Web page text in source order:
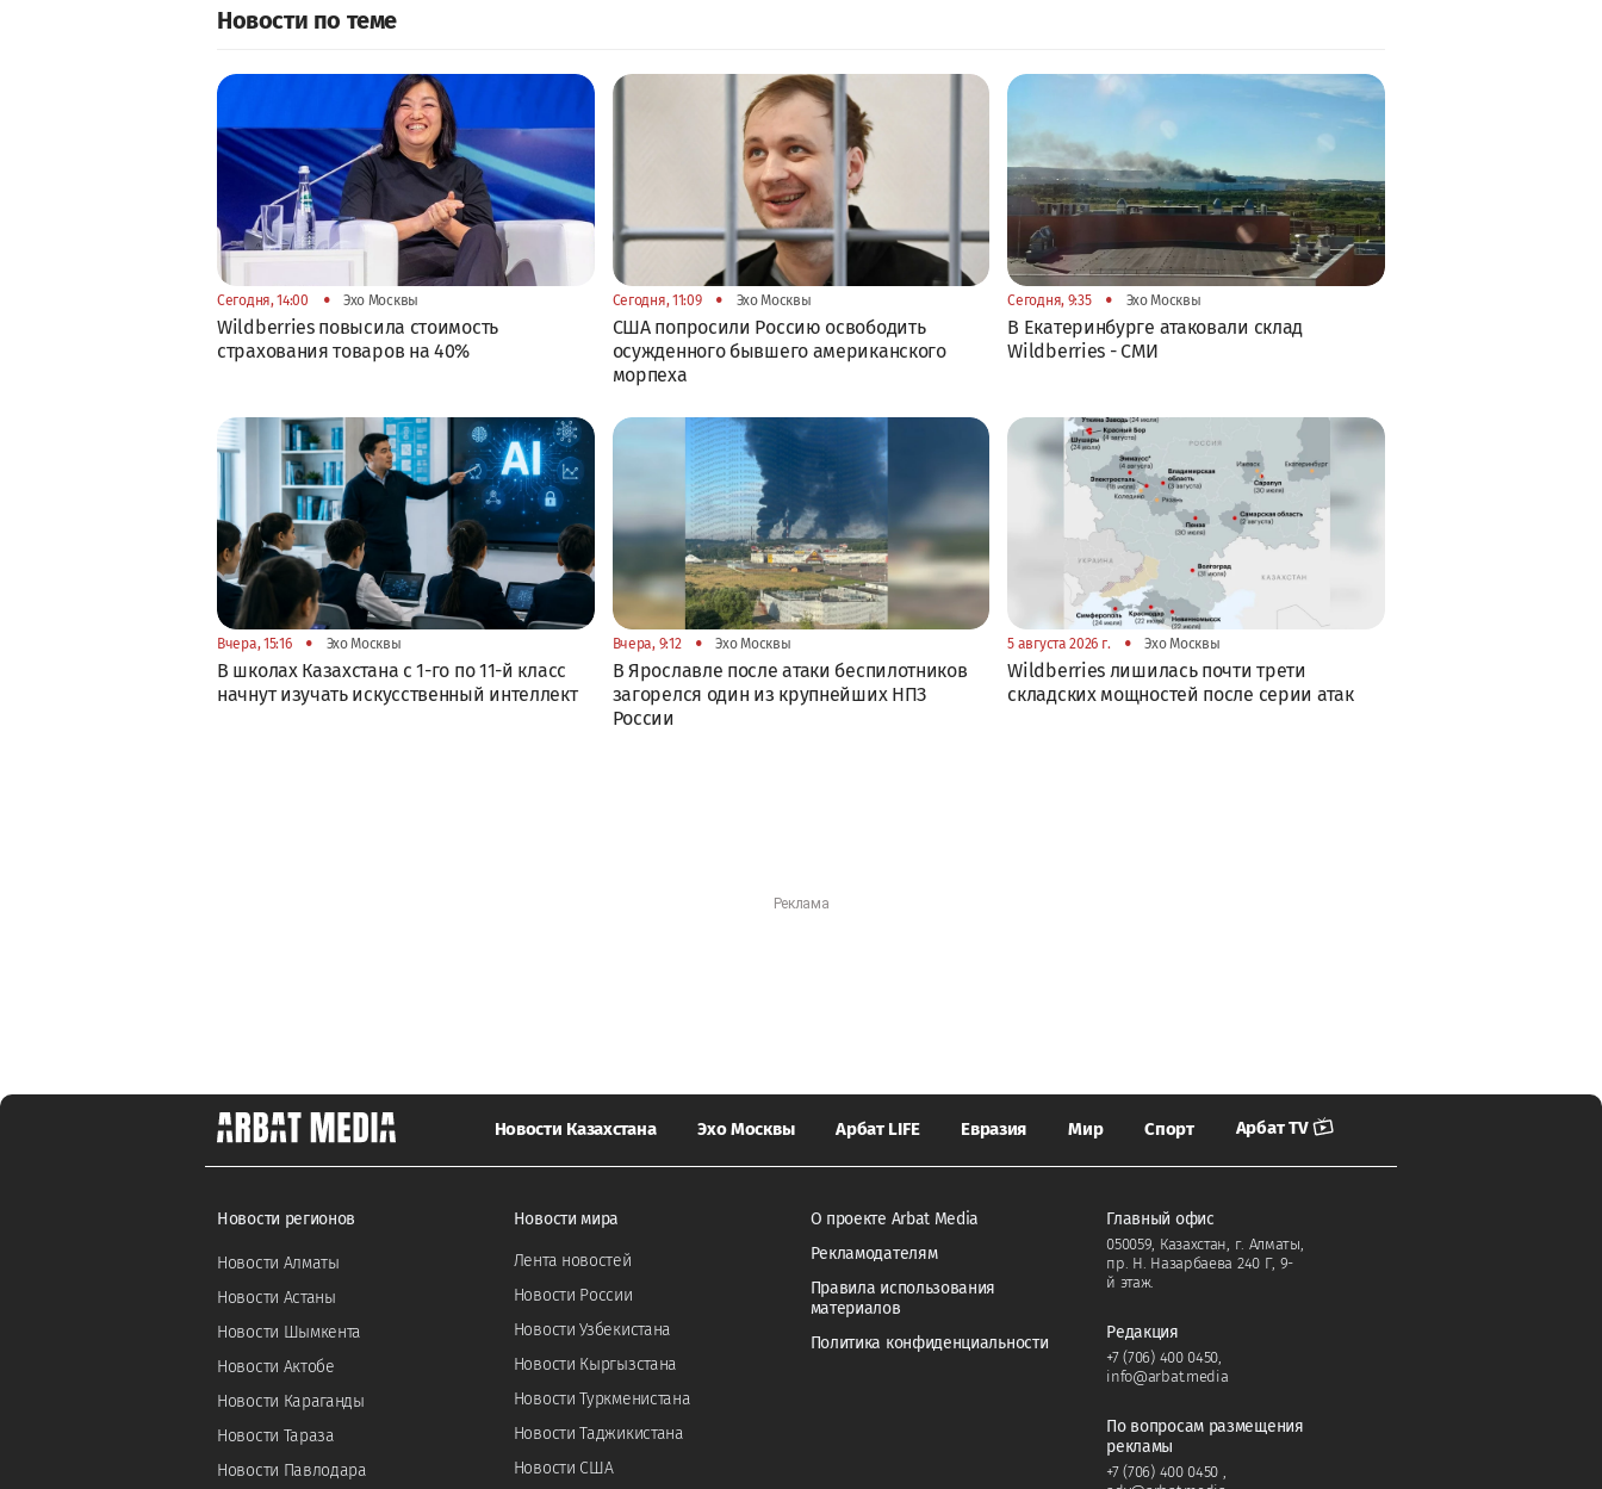
Новости по теме
Сегодня, 14:00 • Эхо Москвы
Wildberries повысила стоимость
страхования товаров на 40%
Сегодня, 11:09 • Эхо Москвы
США попросили Россию освободить
осужденного бывшего американского
морпеха
Сегодня, 9:35 • Эхо Москвы
В Екатеринбурге атаковали склад
Wildberries - СМИ
Вчера, 15:16 • Эхо Москвы
В школах Казахстана с 1-го по 11-й класс
начнут изучать искусственный интеллект
Вчера, 9:12 • Эхо Москвы
В Ярославле после атаки беспилотников
загорелся один из крупнейших НПЗ
России
5 августа 2026 г. • Эхо Москвы
Wildberries лишилась почти трети
складских мощностей после серии атак
Новости Казахстана Эхо Москвы Арбат LIFE Евразия Мир Спорт Арбат TV
Новости регионов
Новости Алматы
Новости Астаны
Новости Шымкента
Новости Актобе
Новости Караганды
Новости Тараза
Новости Павлодара
Новости мира
Лента новостей
Новости России
Новости Узбекистана
Новости Кыргызстана
Новости Туркменистана
Новости Таджикистана
Новости США
О проекте Arbat Media
Рекламодателям
Правила использования
материалов
Политика конфиденциальности
Главный офис
050059, Казахстан, г. Алматы,
пр. Н. Назарбаева 240 Г, 9-
й этаж.
Редакция
+7 (706) 400 0450
info@arbat.media
По вопросам размещения
рекламы
+7 (706) 400 0450